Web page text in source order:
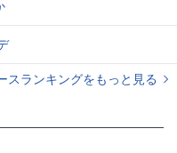
スランキングをもっと見る